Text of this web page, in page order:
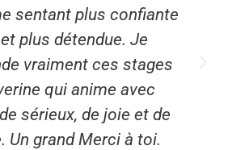
sentant plus confiante
plus détendue. Je
vraiment ces stages
qui anime avec
sérieux, de joie et de
Un grand Merci à toi.